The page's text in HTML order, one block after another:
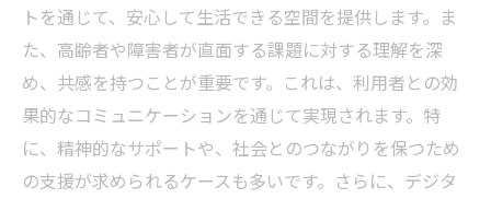
トを通じて、安心して生活できる空間を提供します。ま
た、高齢者や障害者が直面する課題に対する理解を深
め、共感を持つことが重要です。これは、利用者との効
果的なコミュニケーションを通じて実現されます。特
に、精神的なサポートや、社会とのつながりを保つため
の支援が求められるケースも多いです。さらに、デジタ